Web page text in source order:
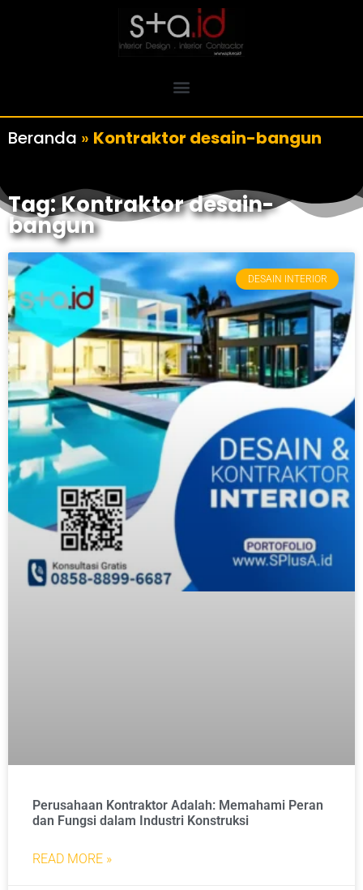
Beranda » Kontraktor desain-bangun
Tag: Kontraktor desain-
bangun
DESAIN INTERIOR
Perusahaan Kontraktor Adalah: Memahami Peran
dan Fungsi dalam Industri Konstruksi
READ MORE »